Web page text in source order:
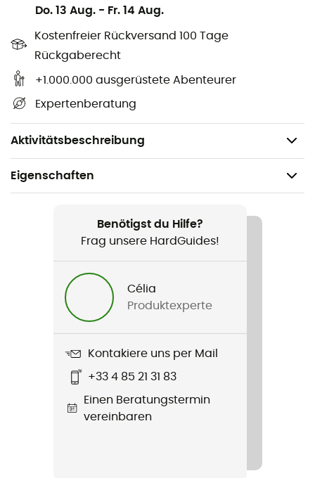
Do. 13 Aug. - Fr. 14 Aug.
Kostenfreier Rückversand 100 Tage
Rückgaberecht
+1.000.000 ausgerüstete Abenteurer
Expertenberatung
Aktivitätsbeschreibung
Eigenschaften
Trekking / Camping
Moustiquaire de tête - non imprégnée
Benötigst du Hilfe?
Frag unsere HardGuides!
Célia
Produktexperte
Kontakiere uns per Mail
+33 4 85 21 31 83
Einen Beratungstermin
vereinbaren